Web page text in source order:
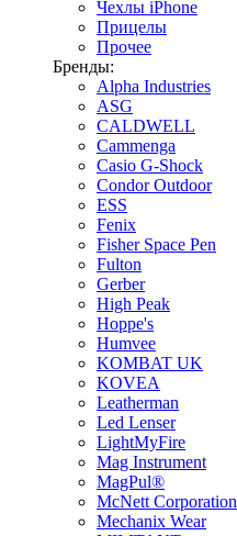
Чехлы iPhone
Прицелы
Прочее
Бренды:
Alpha Industries
ASG
CALDWELL
Cammenga
Casio G-Shock
Condor Outdoor
ESS
Fenix
Fisher Space Pen
Fulton
Gerber
High Peak
Hoppe's
Humvee
KOMBAT UK
KOVEA
Leatherman
Led Lenser
LightMyFire
Mag Instrument
MagPul®
McNett Corporation
Mechanix Wear